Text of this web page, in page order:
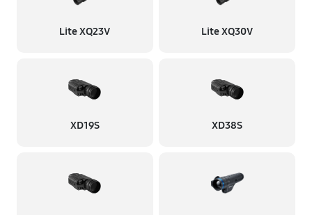
Lite XQ23V Lite XQ30V
XD19S XD38S